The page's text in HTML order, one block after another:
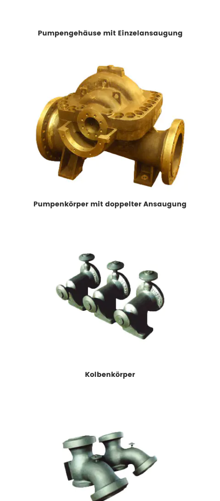
Pumpengehäuse mit Einzelansaugung
Pumpenkörper mit doppelter Ansaugung
Kolbenkörper